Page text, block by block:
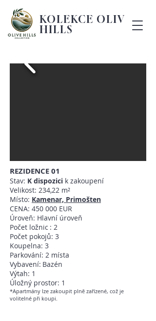
KOLEKCE OLIVE
HILLS
REZIDENCE 01
Stav: K dispozici k zakoupení
Velikost: 234,22 m²
Místo: Kamenar, Primošten
CENA: 450 000 EUR
Úroveň: Hlavní úroveň
Počet ložnic : 2
Počet pokojů: 3
Koupelna: 3
Parkování: 2 místa
Vybavení: Bazén
Výtah: 1
Úložný prostor: 1
*Apartmány lze zakoupit plně zařízené, což je
volitelné při koupi.